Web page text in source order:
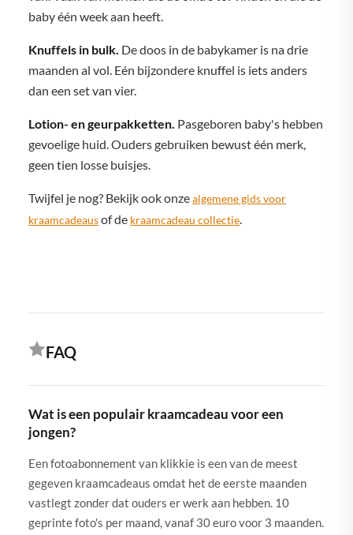
baby één week aan heeft.
Knuffels in bulk. De doos in de babykamer is na drie
maanden al vol. Eén bijzondere knuffel is iets anders
dan een set van vier.
Lotion- en geurpakketten. Pasgeboren baby's hebben
gevoelige huid. Ouders gebruiken bewust één merk,
geen tien losse buisjes.
Twijfel je nog? Bekijk ook onzealgemene gids voor
kraamcadeausof de kraamcadeau collectie.
FAQ
Wat is een populair kraamcadeau voor een
jongen?
Een fotoabonnement van klikkie is een van de meest
gegeven kraamcadeaus omdat het de eerste maanden
vastlegt zonder dat ouders er werk aan hebben. 10
geprinte foto's per maand, vanaf 30 euro voor 3 maanden.